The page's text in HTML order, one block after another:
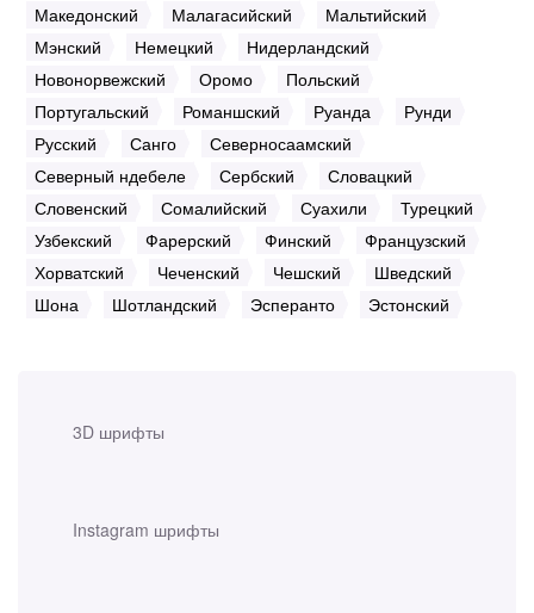
3D шрифты
Instagram шрифты
Македонский
Малагасийский
Мальтийский
Мэнский
Немецкий
Нидерландский
Новонорвежский
Оромо
Польский
Португальский
Романшский Руанда
Рунди
Русский
Санго
Северносаамский
Северный ндебеле
Сербский
Словацкий
Словенский
Сомалийский Суахили
Турецкий
Узбекский
Фарерский Финский
Французский
Хорватский
Чеченский Чешский
Шведский
Шона
Шотландский Эсперанто Эстонский